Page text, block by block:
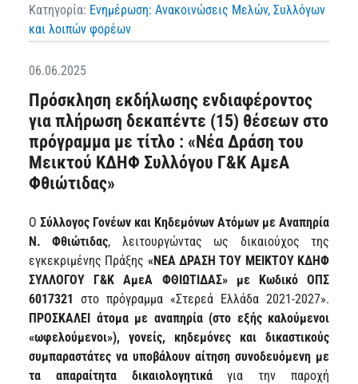
Κατηγορία: Ενημέρωση: Ανακοινώσεις Μελών, Συλλόγων
και λοιπών φορέων
06.06.2025
Πρόσκληση εκδήλωσης ενδιαφέροντος
για πλήρωση δεκαπέντε (15) θέσεων στο
πρόγραμμα με τίτλο : «Νέα Δράση του
Μεικτού ΚΔΗΦ Συλλόγου Γ&Κ ΑμεΑ
Φθιώτιδας»
Ο Σύλλογος Γονέων και Κηδεμόνων Ατόμων με Αναπηρία
Ν. Φθιώτιδας, λειτουργώντας ως δικαιούχος της
εγκεκριμένης Πράξης «ΝΕΑ ΔΡΑΣΗ ΤΟΥ ΜΕΙΚΤΟΥ ΚΔΗΦ
ΣΥΛΛΟΓΟΥ Γ&Κ ΑμεΑ ΦΘΙΩΤΙΔΑΣ» με Κωδικό ΟΠΣ
6017321 στο πρόγραμμα «Στερεά Ελλάδα 2021-2027».
ΠΡΟΣΚΑΛΕΙ άτομα με αναπηρία (στο εξής καλούμενοι
«ωφελούμενοι»), γονείς, κηδεμόνες και δικαστικούς
συμπαραστάτες να υποβάλουν αίτηση συνοδευόμενη με
τα απαραίτητα δικαιολογητικάγια την παροχή